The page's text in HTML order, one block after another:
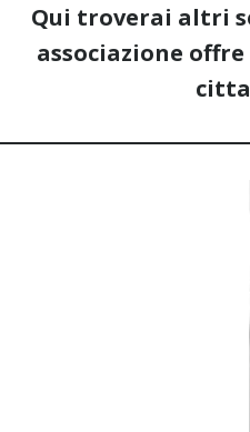
Qui troverai altri
associazione